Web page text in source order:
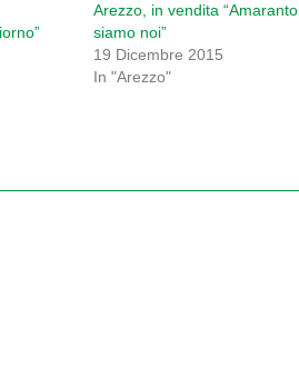
Arezzo, in vendita “Amaranto
siamo noi”
19 Dicembre 2015
In "Arezzo"